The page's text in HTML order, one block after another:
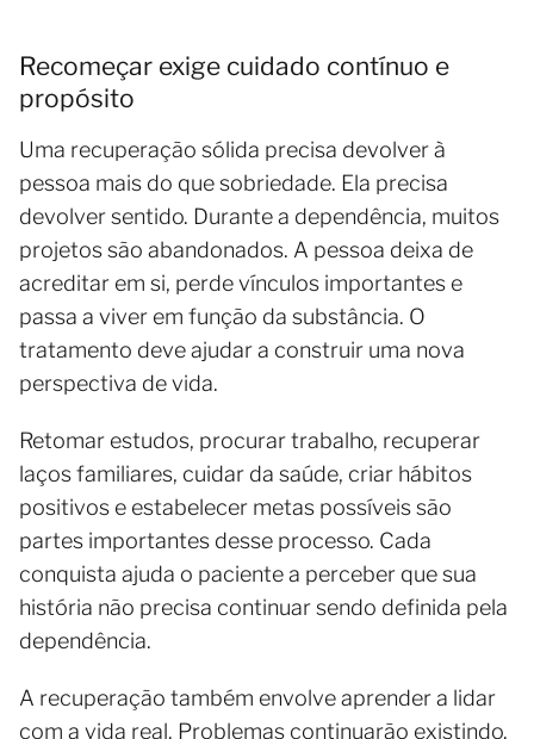
Recomeçar exige cuidado contínuo e
propósito
Uma recuperação sólida precisa devolver à
pessoa mais do que sobriedade. Ela precisa
devolver sentido. Durante a dependência, muitos
projetos são abandonados. A pessoa deixa de
acreditar em si, perde vínculos importantes e
passa a viver em função da substância. O
tratamento deve ajudar a construir uma nova
perspectiva de vida.
Retomar estudos, procurar trabalho, recuperar
laços familiares, cuidar da saúde, criar hábitos
positivos e estabelecer metas possíveis são
partes importantes desse processo. Cada
conquista ajuda o paciente a perceber que sua
história não precisa continuar sendo definida pela
dependência.
A recuperação também envolve aprender a lidar
com a vida real. Problemas continuarão existindo.